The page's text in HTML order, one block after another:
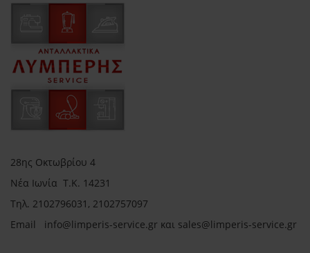
28ης Οκτωβρίου 4
Νέα Ιωνία Τ.Κ. 14231
Τηλ. 2102796031, 2102757097
Email info@limperis-service.gr και sales@limperis-service.gr